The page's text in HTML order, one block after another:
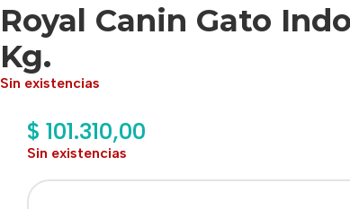
Royal Canin Gato
Kg.
Sin existencias
$ 101.310,00
Sin existencias